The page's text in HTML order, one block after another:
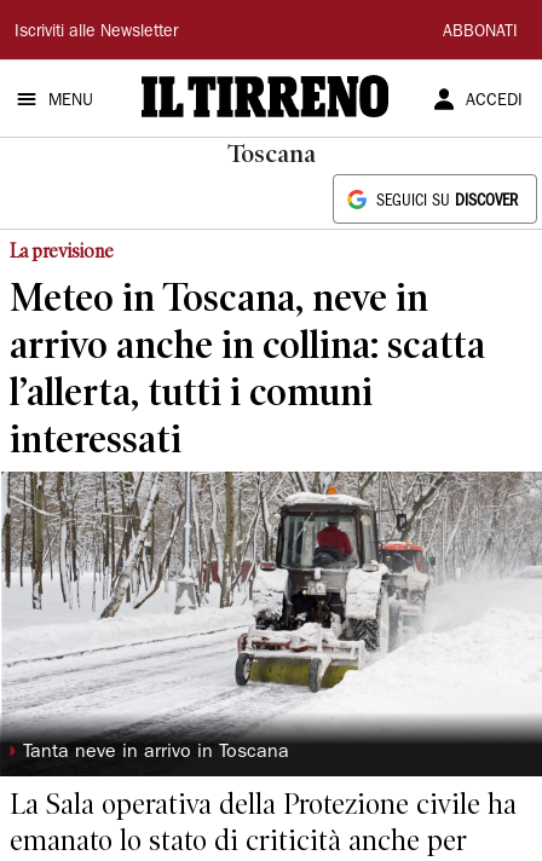
Il
Tirreno
Iscriviti alle Newsletter ABBONATI
MENU ACCEDI
Toscana
SEGUICI SU DISCOVER
La previsione
Meteo in Toscana, neve in
arrivo anche in collina: scatta
l’allerta, tutti i comuni
interessati
◗ Tanta neve in arrivo in Toscana
La Sala operativa della Protezione civile ha
emanato lo stato di criticità anche per